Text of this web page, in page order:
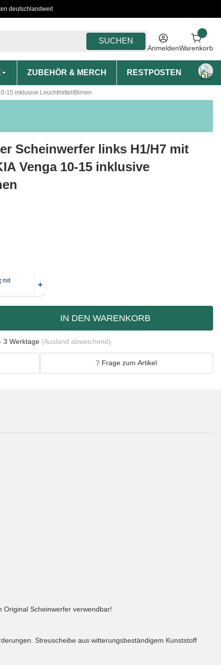
deutschlandweit
SUCHEN
AnmeldenWarenkorb
ZUBEHÖR & MERCH RESTPOSTEN
15 inklusive Leuchtmittel/Birnen
Scheinwerfer links H1/H7 mit
Venga 10-15 inklusive
IN DEN WARENKORB
3 Werktage (Ausland abweichend)
Frage zum Artikel
Scheinwerfer verwendbar!
Streuscheibe aus witterungsbeständigem Kunststoff